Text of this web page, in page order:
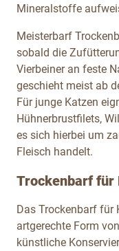
Mineralstoffe
Meisterbarf
sobald die
Vierbeiner an feste
geschieht meist ab
Für junge Katzen
Hühnerbrustfilets,
es sich hierbei um
Fleisch handelt.
Trockenbarf für
Das Trockenbarf für
artgerechte Form
künstliche